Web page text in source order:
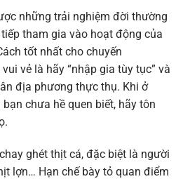
những trải nghiệm đời thường
tham gia vào hoạt động của
tốt nhất cho chuyến
vẻ là hãy “nhập gia tùy tục” và
địa phương thực thụ. Khi ở
chưa hề quen biết, hãy tôn
ghét thịt cá, đặc biệt là người
lợn… Hạn chế bày tỏ quan điểm